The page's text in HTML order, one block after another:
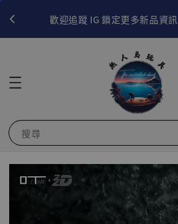
歡迎追蹤 IG 鎖定更多新品資訊
搜尋